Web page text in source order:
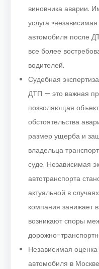
виновника аварии.
услуга
автомобиля после
все более
водителей.
Судебная
ДТП — это важная
позволяющая
обстоятельства
размер ущерба и
владельца
суде. Независимая
автотранспорта
актуальной в
компания занижает
возникают споры
дорожно-
Независимая
автомобиля в